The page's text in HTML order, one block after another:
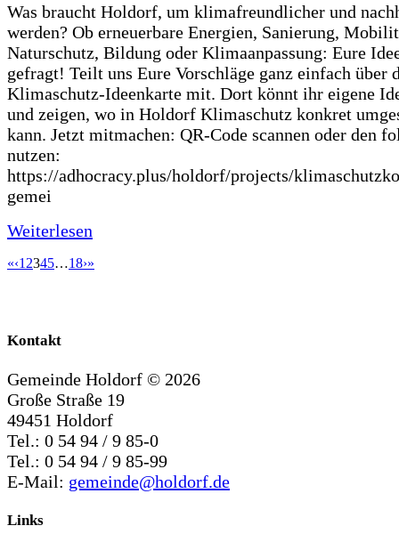
Was braucht Holdorf, um klimafreundlicher und
werden? Ob erneuerbare Energien, Sanierung,
Naturschutz, Bildung oder Klimaanpassung: Eure
gefragt! Teilt uns Eure Vorschläge ganz einfach über
Klimaschutz-Ideenkarte mit. Dort könnt ihr eigene
und zeigen, wo in Holdorf Klimaschutz konkret
kann. Jetzt mitmachen: QR-Code scannen oder den
nutzen:
https://adhocracy.plus/holdorf/projects/
gemei
Weiterlesen
«‹1 2345…18›»
Kontakt
Gemeinde Holdorf © 2026
Große Straße 19
49451 Holdorf
Tel.: 0 54 94 / 9 85-0
Tel.: 0 54 94 / 9 85-99
E-Mail: gemeinde@holdorf.de
Links